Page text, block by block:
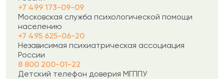
+7 499 173-09-09
Московская служба психологической помощи
населению
+7 495 625-06-20
Независимая психиатрическая ассоциация
России
8 800 200-01-22
Детский телефон доверия МГППУ